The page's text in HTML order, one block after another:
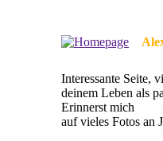
Interessante Seite,
deinem Leben als
Erinnerst mich
auf vieles Fotos an